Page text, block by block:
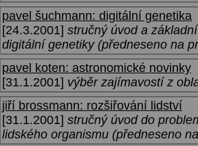
pavel šuchmann: digitální genetika
[24.3.2001] stručný úvod a
digitální genetiky (předneseno na
pavel koten: astronomické novinky
[31.1.2001] výběr zajímavostí z
jiří brossmann: rozšiřování lidství
[31.1.2001] stručný úvod do
lidského organismu (předneseno